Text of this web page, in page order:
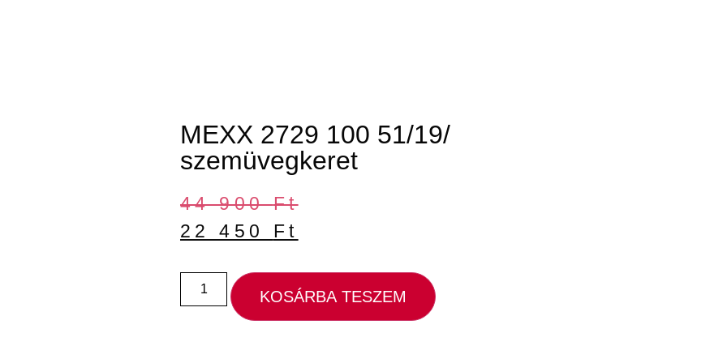
MEXX 2729 100 51/19/
szemüvegkeret
44 900Ft
22 450 Ft
KOSÁRBA TESZEM